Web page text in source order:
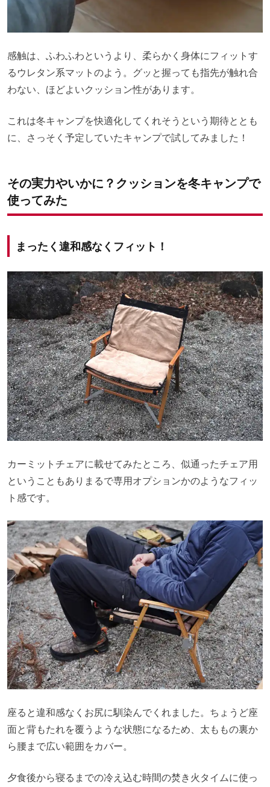
感触は、ふわふわというより、柔らかく身体にフィットす
るウレタン系マットのよう。グッと握っても指先が触れ合
わない、ほどよいクッション性があります。
これは冬キャンプを快適化してくれそうという期待ととも
に、さっそく予定していたキャンプで試してみました！
その実力やいかに？クッションを冬キャンプで
使ってみた
まったく違和感なくフィット！
カーミットチェアに載せてみたところ、似通ったチェア用
ということもありまるで専用オプションかのようなフィッ
ト感です。
座ると違和感なくお尻に馴染んでくれました。ちょうど座
面と背もたれを覆うような状態になるため、太ももの裏か
ら腰まで広い範囲をカバー。
夕食後から寝るまでの冷え込む時間の焚き火タイムに使っ